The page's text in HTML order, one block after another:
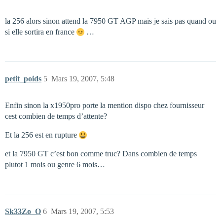
la 256 alors sinon attend la 7950 GT AGP mais je sais pas quand ou
si elle sortira en france
…
petit_poids Mars 19, 2007, 5:48
5
Enfin sinon la x1950pro porte la mention dispo chez fournisseur
cest combien de temps d’attente?
Et la 256 est en rupture
et la 7950 GT c’est bon comme truc? Dans combien de temps
plutot 1 mois ou genre 6 mois…
Sk33Zo_O Mars 19, 2007, 5:53
6